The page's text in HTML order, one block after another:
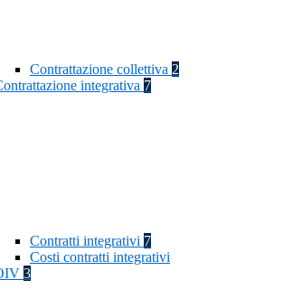
Contrattazione collettiva 2
integrativa 7
Contratti integrativi 7
Costi contratti integrativi
3